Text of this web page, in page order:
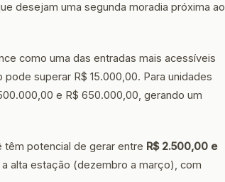
desejam uma segunda moradia próxima ao
como uma das entradas mais acessíveis
superar R$ 15.000,00. Para unidades
e R$ 650.000,00, gerando um
têm potencial de gerar entre R$ 2.500,00 e
alta estação (dezembro a março), com